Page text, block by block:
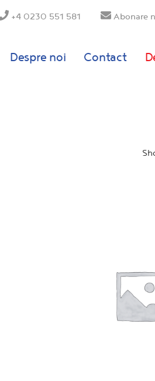
+4 0230 551 581 Abonare
Despre noi Contact